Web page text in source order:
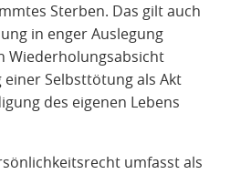
Sterben. Das gilt auch
in enger Auslegung
Wiederholungsabsicht
Selbsttötung als Akt
des eigenen Lebens
umfasst als